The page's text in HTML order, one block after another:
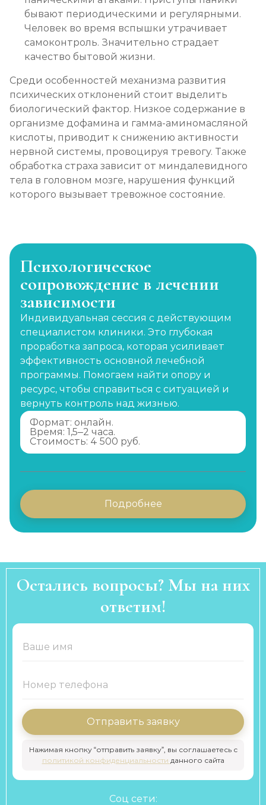
бывают периодическими и регулярными.
Человек во время вспышки утрачивает
самоконтроль. Значительно страдает
качество бытовой жизни.
Среди особенностей механизма развития
психических отклонений стоит выделить
биологический фактор. Низкое содержание в
организме дофамина и гамма-аминомасляной
кислоты, приводит к снижению активности
нервной системы, провоцируя тревогу. Также
обработка страха зависит от миндалевидного
тела в головном мозге, нарушения функций
которого вызывает тревожное состояние.
Психологическое
сопровождение в лечении
зависимости
Индивидуальная сессия с действующим
специалистом клиники. Это глубокая
проработка запроса, которая усиливает
эффективность основной лечебной
программы. Помогаем найти опору и
ресурс, чтобы справиться с ситуацией и
вернуть контроль над жизнью.
Формат: онлайн.
Время: 1,5–2 часа.
Стоимость: 4 500 руб.
Подробнее
Остались вопросы? Мы на них
ответим!
Отправить заявку
Нажимая кнопку “отправить заявку”, вы соглашаетесь с
политикой конфиденциальности данного сайта
Соц сети: